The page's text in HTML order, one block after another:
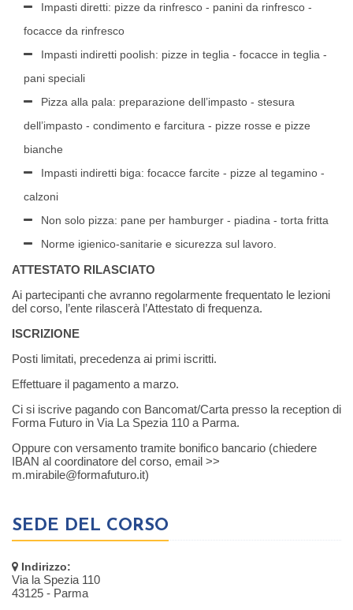
Impasti diretti: pizze da rinfresco - panini da rinfresco -
focacce da rinfresco
Impasti indiretti poolish: pizze in teglia - focacce in teglia -
pani speciali
Pizza alla pala: preparazione dell’impasto - stesura
dell’impasto - condimento e farcitura - pizze rosse e pizze
bianche
Impasti indiretti biga: focacce farcite - pizze al tegamino -
calzoni
Non solo pizza: pane per hamburger - piadina - torta fritta
Norme igienico-sanitarie e sicurezza sul lavoro.
ATTESTATO RILASCIATO
Ai partecipanti che avranno regolarmente frequentato le lezioni
del corso, l’ente rilascerà l’Attestato di frequenza.
ISCRIZIONE
Posti limitati, precedenza ai primi iscritti.
Effettuare il pagamento a marzo.
Ci si iscrive pagando con Bancomat/Carta presso la reception di
Forma Futuro in Via La Spezia 110 a Parma.
Oppure con versamento tramite bonifico bancario (chiedere
IBAN al coordinatore del corso, email >>
m.mirabile@formafuturo.it)
SEDE DEL CORSO
Indirizzo:
Via la Spezia 110
43125 - Parma